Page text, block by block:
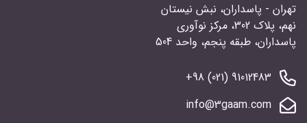
تهران - پاسداران، نبش نیستان
نهم، پلاک 302، مرکز نوآوری
پاسداران، طبقه پنجم، واحد 504
91012483 (021) 98+
info@3gaam.com